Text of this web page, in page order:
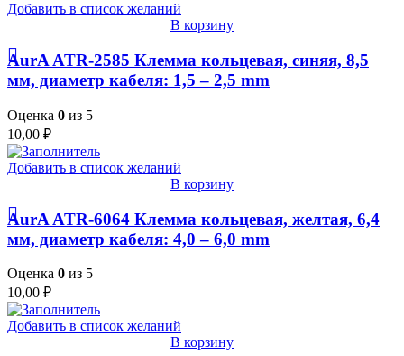
Добавить в список желаний
В корзину
AurA ATR-2585 Клемма кольцевая, синяя, 8,5
мм, диаметр кабеля: 1,5 – 2,5 mm
Оценка 0 из 5
10,00 ₽
Добавить в список желаний
В корзину
AurA ATR-6064 Клемма кольцевая, желтая, 6,4
мм, диаметр кабеля: 4,0 – 6,0 mm
Оценка 0 из 5
10,00 ₽
Добавить в список желаний
В корзину